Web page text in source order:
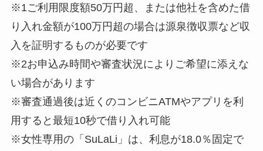
※1ご利用限度額50万円超、または他社を含めた借
り入れ金額が100万円超の場合は源泉徴収票など収
入を証明するものが必要です
※2お申込み時間や審査状況によりご希望に添えな
い場合があります
※審査通過後は近くのコンビニATMやアプリを利
用すると 最短10秒で借り入れ可能
※女性専用の「SuLaLi」は、利息が18.0％固定で